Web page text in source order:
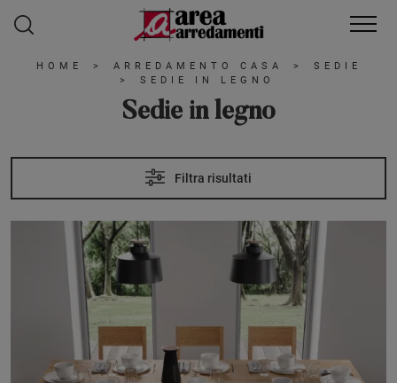
HOME > ARREDAMENTO CASA >
SEDIE
>
SEDIE IN LEGNO
Sedie in legno
Filtra risultati